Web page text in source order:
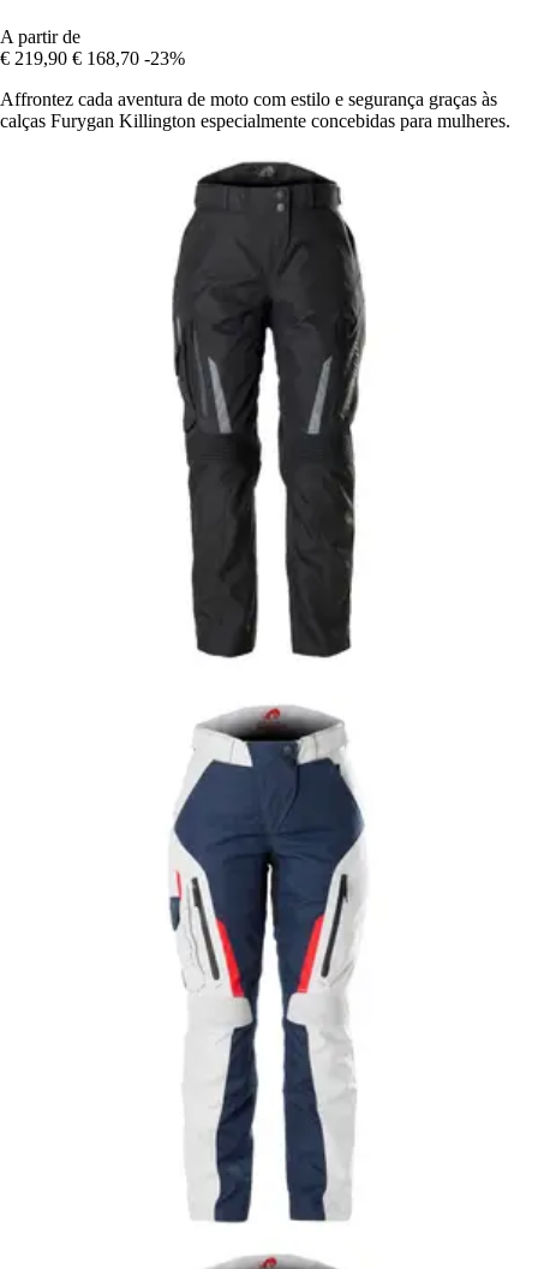
A partir de
€ 219,90 € 168,70 -23%
Affrontez cada aventura de moto com estilo e segurança graças às
calças Furygan Killington especialmente concebidas para mulheres.